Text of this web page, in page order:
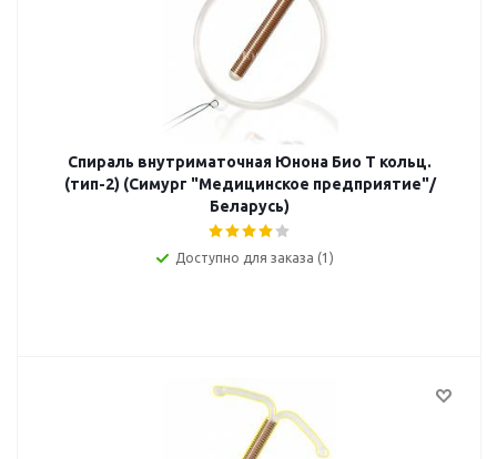
Спираль внутриматочная Юнона Био Т кольц.
(тип-2) (Симург "Медицинское предприятие"/
Беларусь)
Доступно для заказа (1)